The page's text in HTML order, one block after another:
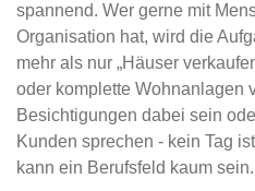
spannend. Wer gerne mit
Organisation hat, wird die
mehr als nur „Häuser
oder komplette Wohnanlagen
Besichtigungen dabei sein
Kunden sprechen - kein Tag
kann ein Berufsfeld kaum sein.